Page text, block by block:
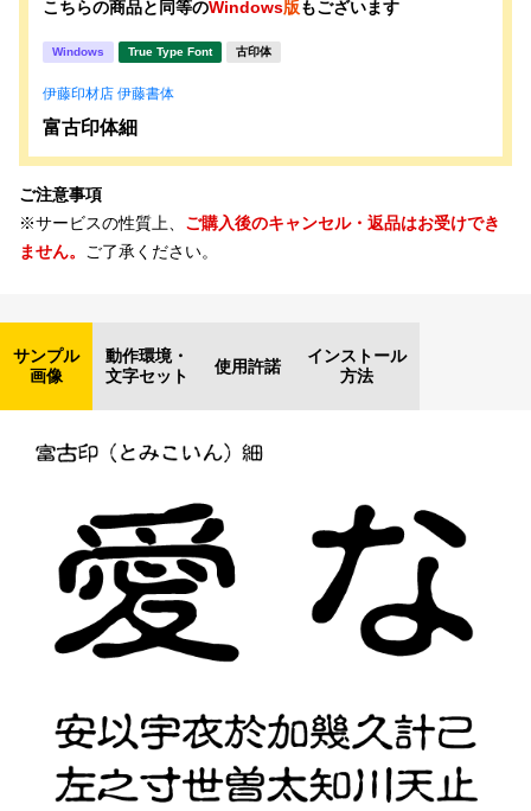
こちらの商品と同等のWindows版もございます
Windows True Type Font 古印体
伊藤印材店 伊藤書体
富古印体細
ご注意事項
※サービスの性質上、 ご購入後のキャンセル・返品はお受けでき
ません。 ご了承ください。
サンプル
画像
動作環境・
文字セット
使用許諾
インストール
方法